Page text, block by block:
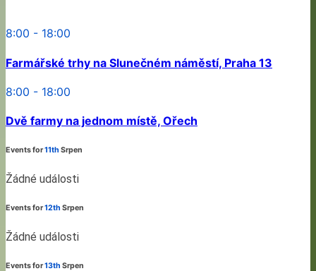
8:00 - 18:00
Farmářské trhy na Slunečném náměstí, Praha 13
8:00 - 18:00
Dvě farmy na jednom místě, Ořech
Events for11th Srpen
Žádné události
Events for12th Srpen
Žádné události
Events for13th Srpen